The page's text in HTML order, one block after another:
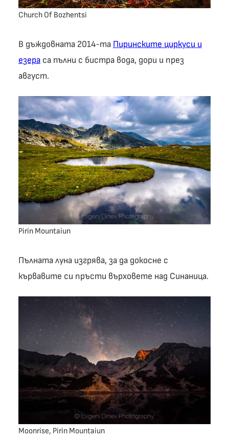
Church Of Bozhentsi
В дъждовната 2014-та Пиринските циркуси и
езера са пълни с бистра вода, дори и през
август.
Pirin Mountaiun
Пълната луна изгрява, за да докосне с
кървавите си пръсти върховете над Синаница.
Moonrise, Pirin Mountaiun